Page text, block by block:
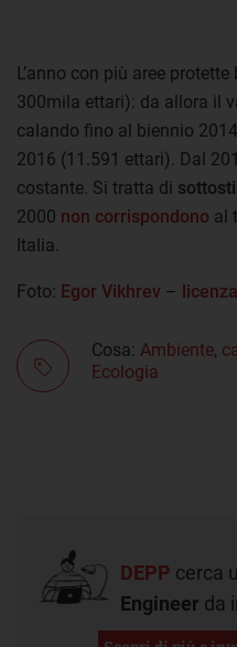
L’anno con più aree
300mila ettari): da allora il
calando fino al biennio
2016 (11.591 ettari). Dal
costante. Si tratta di
2000 non corrispondono al
Italia.
Foto: Egor Vikhrev – licenza
Cosa: Ambiente,
Ecologia
DEPP cerca
Engineer da